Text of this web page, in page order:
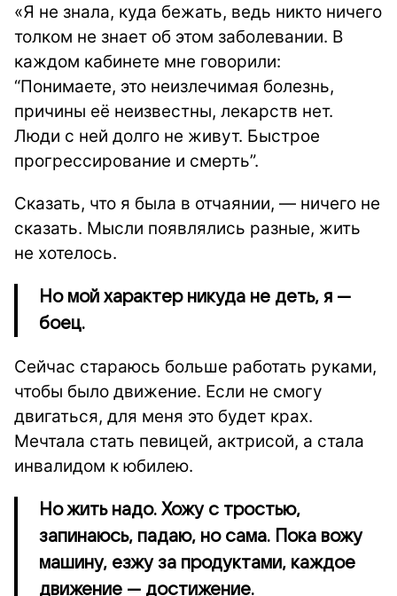
«Я не знала, куда бежать, ведь никто ничего
толком не знает об этом заболевании. В
каждом кабинете мне говорили:
“Понимаете, это неизлечимая болезнь,
причины её неизвестны, лекарств нет.
Люди с ней долго не живут. Быстрое
прогрессирование и смерть”.
Сказать, что я была в отчаянии, — ничего не
сказать. Мысли появлялись разные, жить
не хотелось.
Но мой характер никуда не деть, я —
боец.
Сейчас стараюсь больше работать руками,
чтобы было движение. Если не смогу
двигаться, для меня это будет крах.
Мечтала стать певицей, актрисой, а стала
инвалидом к юбилею.
Но жить надо. Хожу с тростью,
запинаюсь, падаю, но сама. Пока вожу
машину, езжу за продуктами, каждое
движение — достижение.